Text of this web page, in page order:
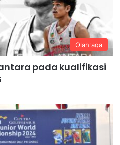
Olahraga
pada kualifikasi